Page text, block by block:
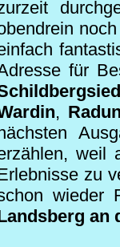
für
,
weil
zu
wieder
an